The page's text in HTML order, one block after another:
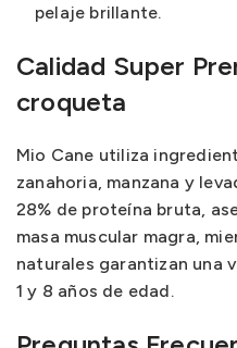
pelaje brillante.
Calidad Super
croqueta
Mio Cane utiliza
zanahoria, manzana y
28% de proteína bruta,
masa muscular magra,
naturales garantizan una
1 y 8 años de edad.